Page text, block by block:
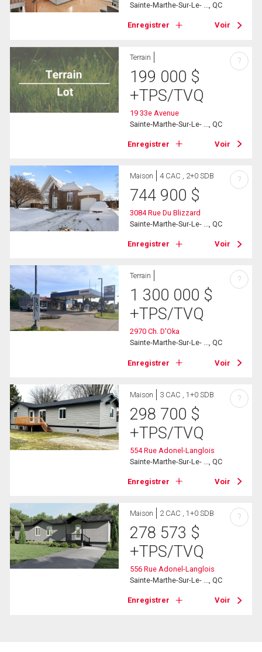
Sainte-Marthe-Sur-Le- ..., QC
Enregistrer Voir
Terrain
199 000 $
+TPS/TVQ
19 33e Avenue
Sainte-Marthe-Sur-Le- ..., QC
Enregistrer Voir
?
Maison 4 CAC , 2+0 SDB
744 900 $
3084 Rue Du Blizzard
Sainte-Marthe-Sur-Le- ..., QC
Enregistrer Voir
?
Terrain
1 300 000 $
+TPS/TVQ
2970 Ch. D'Oka
Sainte-Marthe-Sur-Le- ..., QC
Enregistrer Voir
?
Maison 3 CAC , 1+0 SDB
298 700 $
+TPS/TVQ
554 Rue Adonel-Langlois
Sainte-Marthe-Sur-Le- ..., QC
Enregistrer Voir
?
Maison 2 CAC , 1+0 SDB
278 573 $
+TPS/TVQ
556 Rue Adonel-Langlois
Sainte-Marthe-Sur-Le- ..., QC
Enregistrer Voir
?